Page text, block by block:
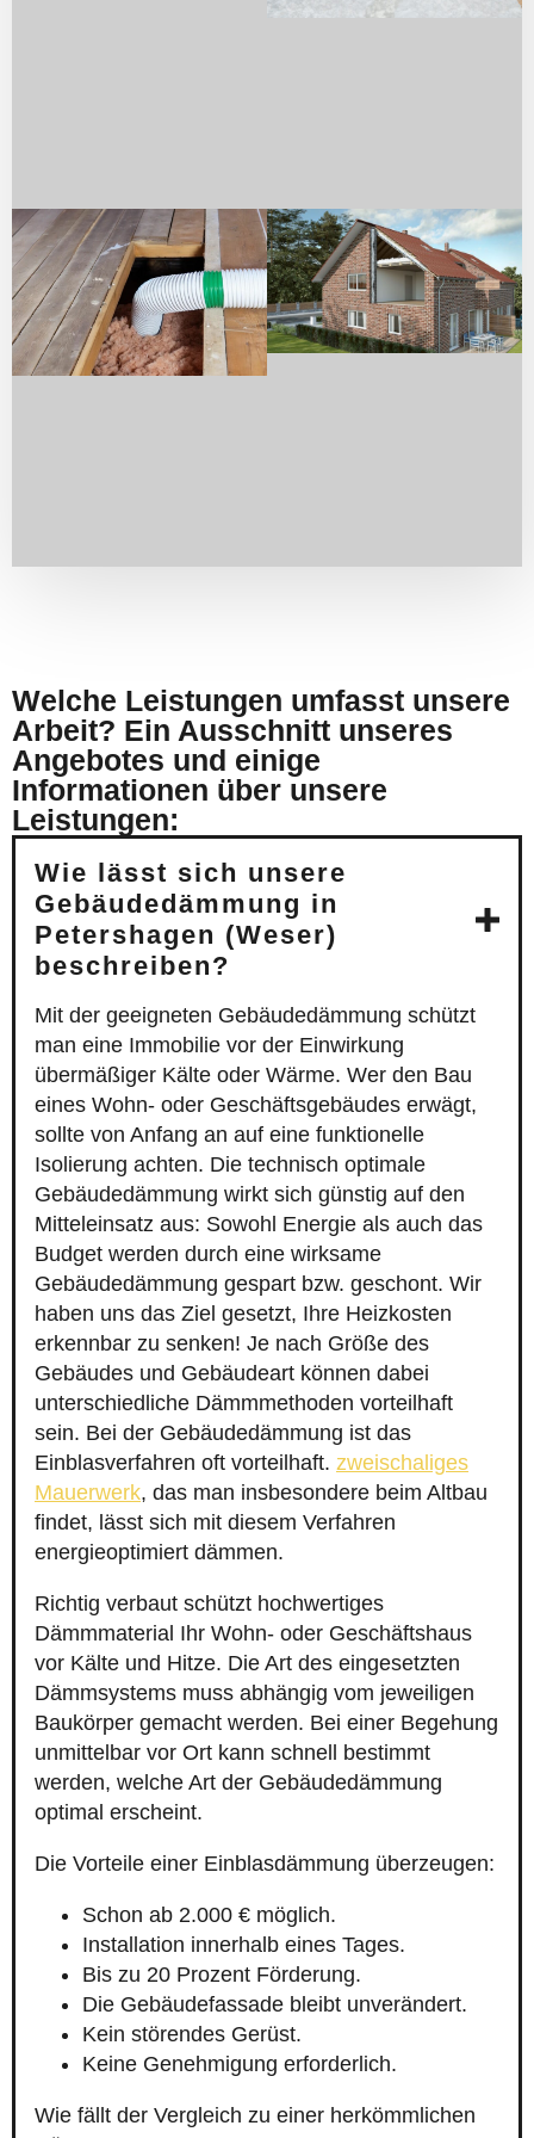
Welche Leistungen umfasst unsere
Arbeit? Ein Ausschnitt unseres
Angebotes und einige
Informationen über unsere
Leistungen:
Wie lässt sich unsere
Gebäudedämmung in
Petershagen (Weser)
beschreiben?
Mit der geeigneten Gebäudedämmung schützt
man eine Immobilie vor der Einwirkung
übermäßiger Kälte oder Wärme. Wer den Bau
eines Wohn- oder Geschäftsgebäudes erwägt,
sollte von Anfang an auf eine funktionelle
Isolierung achten. Die technisch optimale
Gebäudedämmung wirkt sich günstig auf den
Mitteleinsatz aus: Sowohl Energie als auch das
Budget werden durch eine wirksame
Gebäudedämmung gespart bzw. geschont. Wir
haben uns das Ziel gesetzt, Ihre Heizkosten
erkennbar zu senken! Je nach Größe des
Gebäudes und Gebäudeart können dabei
unterschiedliche Dämmmethoden vorteilhaft
sein. Bei der Gebäudedämmung ist das
Einblasverfahren oft vorteilhaft. zweischaliges
Mauerwerk, das man insbesondere beim Altbau
findet, lässt sich mit diesem Verfahren
energieoptimiert dämmen.
Richtig verbaut schützt hochwertiges
Dämmmaterial Ihr Wohn- oder Geschäftshaus
vor Kälte und Hitze. Die Art des eingesetzten
Dämmsystems muss abhängig vom jeweiligen
Baukörper gemacht werden. Bei einer Begehung
unmittelbar vor Ort kann schnell bestimmt
werden, welche Art der Gebäudedämmung
optimal erscheint.
Die Vorteile einer Einblasdämmung überzeugen:
Schon ab 2.000 € möglich.
Installation innerhalb eines Tages.
Bis zu 20 Prozent Förderung.
Die Gebäudefassade bleibt unverändert.
Kein störendes Gerüst.
Keine Genehmigung erforderlich.
Wie fällt der Vergleich zu einer herkömmlichen